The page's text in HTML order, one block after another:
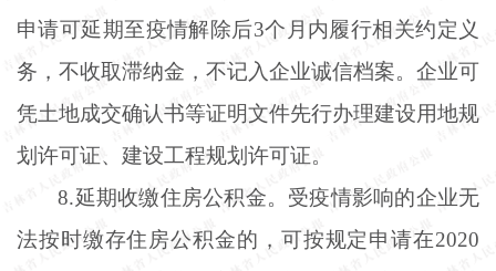
申请可延期至疫情解除后3个月内履行相关约定义
务，不收取滞纳金，不记入企业诚信档案。企业可
凭土地成交确认书等证明文件先行办理建设用地规
划许可证、建设工程规划许可证。
8.延期收缴住房公积金。受疫情影响的企业无
法按时缴存住房公积金的，可按规定申请在2020